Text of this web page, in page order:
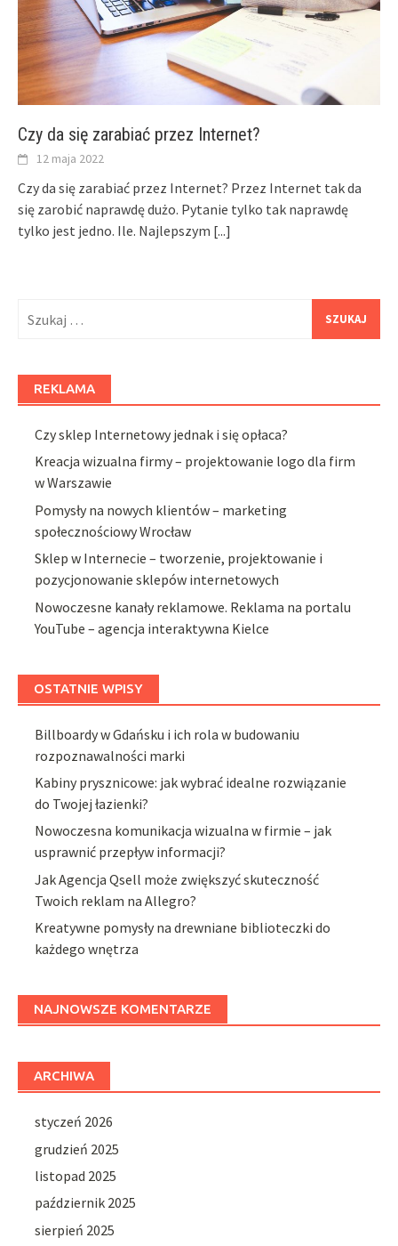
Czy da się zarabiać przez Internet?
12 maja 2022
Czy da się zarabiać przez Internet? Przez Internet tak da
się zarobić naprawdę dużo. Pytanie tylko tak naprawdę
tylko jest jedno. Ile. Najlepszym [...]
REKLAMA
Czy sklep Internetowy jednak i się opłaca?
Kreacja wizualna firmy – projektowanie logo dla firm
w Warszawie
Pomysły na nowych klientów – marketing
społecznościowy Wrocław
Sklep w Internecie – tworzenie, projektowanie i
pozycjonowanie sklepów internetowych
Nowoczesne kanały reklamowe. Reklama na portalu
YouTube – agencja interaktywna Kielce
OSTATNIE WPISY
Billboardy w Gdańsku i ich rola w budowaniu
rozpoznawalności marki
Kabiny prysznicowe: jak wybrać idealne rozwiązanie
do Twojej łazienki?
Nowoczesna komunikacja wizualna w firmie – jak
usprawnić przepływ informacji?
Jak Agencja Qsell może zwiększyć skuteczność
Twoich reklam na Allegro?
Kreatywne pomysły na drewniane biblioteczki do
każdego wnętrza
NAJNOWSZE KOMENTARZE
ARCHIWA
styczeń 2026
grudzień 2025
listopad 2025
październik 2025
sierpień 2025